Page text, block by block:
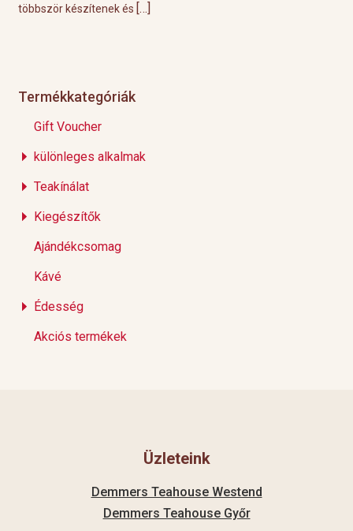
készítenek és[…]
Termékkategóriák
Gift Voucher
különleges alkalmak
Teakínálat
Kiegészítők
Ajándékcsomag
Kávé
Édesség
Akciós termékek
Üzleteink
Demmers Teahouse Westend
Demmers Teahouse Győr